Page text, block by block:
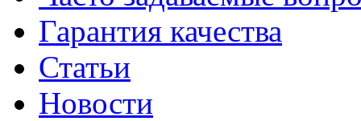
Гарантия качества
Статьи
Новости